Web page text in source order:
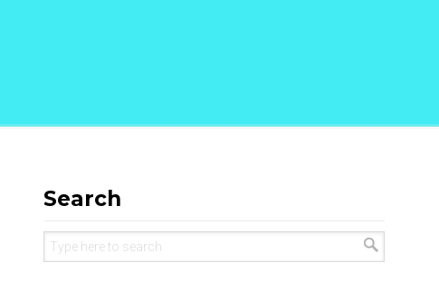
Search